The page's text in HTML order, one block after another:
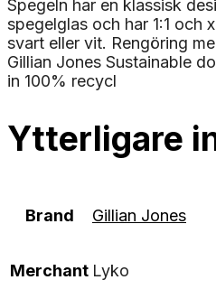
Spegeln har en klassisk
spegelglas och har 1:1 och
svart eller vit. Rengöring
Gillian Jones Sustainable
in 100% recycl
Ytterligare
Brand Gillian Jones
Merchant Lyko